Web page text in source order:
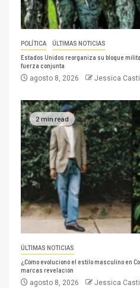
POLÍTICA ÚLTIMAS NOTICIAS
Estados Unidos reorganiza su bloque
fuerza conjunta
agosto 8, 2026 Jessica
2 min read
ÚLTIMAS NOTICIAS
¿Cómo evolucionó el estilo masculino en
marcas revelación
agosto 8, 2026 Jessica